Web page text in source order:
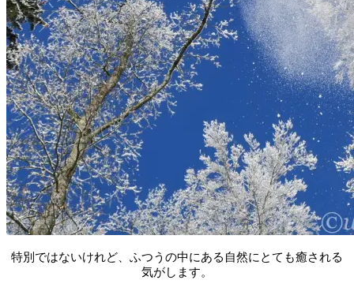
特別ではないけれど、ふつうの中にある自然にとても癒される
気がします。